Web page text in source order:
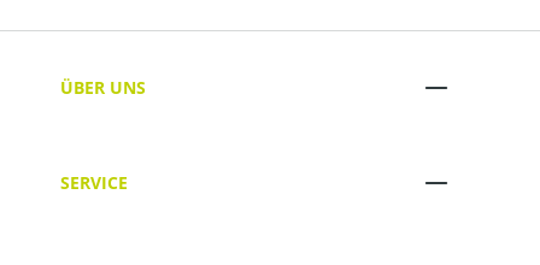
ÜBER UNS
SERVICE